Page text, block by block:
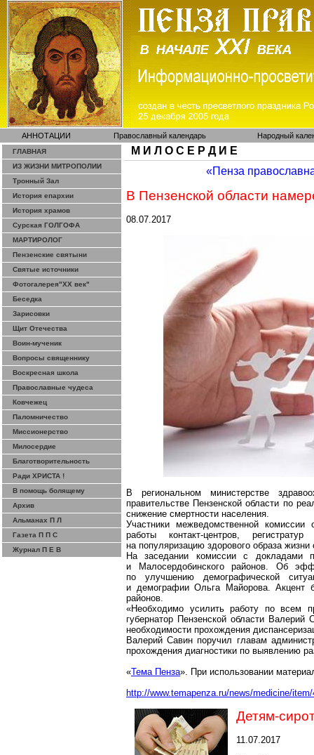
АННОТАЦИИ Православный календарь Народный
ГЛАВНАЯ
ИЗ ЖИЗНИ МИТРОПОЛИИ
Тронный Зал
История епархии
История храмов
Сурская ГОЛГОФА
МАРТИРОЛОГ
Пензенские святыни
Святые источники
Фотогалерея"ХХ век"
Беседка
Зарисовки
Щит Отечества
Воин-мученик
Вопросы священнику
Воскресная школа
Православные чудеса
Ковчежец
Паломничество
Миссионерство
Милосердие
Благотворительность
Ради ХРИСТА !
В помощь болящему
Архив
Альманах П Л
Газета П П С
Журнал П Е В
М И Л О С Е Р Д И Е
«Пенза
В Пензенской области
08.07.2017
В региональном министерстве
правительстве Пензенской области по
снижение смертности населения.
Участники межведомственной комиссии
работы контакт-центров, регистратур
на популяризацию здорового образа
На заседании комиссии с докладами
и
Малосердобинскогорайонов. Об
по улучшению демографической
и демографии Ольга Майорова. Акцент
районов.
«Необходимо усилить работу по всем
губернатор Пензенской области
необходимости прохождения
Валерий Савин поручил главам
прохождения диагностики по выявлению
«Тема Пенза». При использовании
http://www.temapenza.ru/news/medicine/
Детям-
11.07.2017